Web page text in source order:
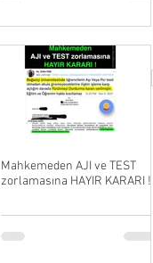
Mahkemeden AJI ve TEST
zorlamasına HAYIR KARARI !